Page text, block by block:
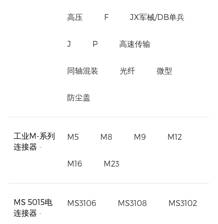
高压 F JX军械/DB单兵
J P 高速传输
同轴混装 光纤 微型
防尘盖
工业M-系列
连接器 -
M5 M8 M9 M12
M16 M23
MS 5015电
连接器 -
MS3106 MS3108 MS3102